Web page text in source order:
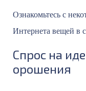
Ознакомьтесь с
Интернета вещей в
Спрос на
орошения